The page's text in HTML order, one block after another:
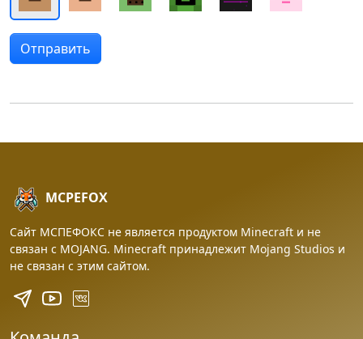
MCPEFOX
Сайт МСПЕФОКС не является продуктом Minecraft и не
связан с MOJANG. Minecraft принадлежит Mojang Studios и
не связан с этим сайтом.